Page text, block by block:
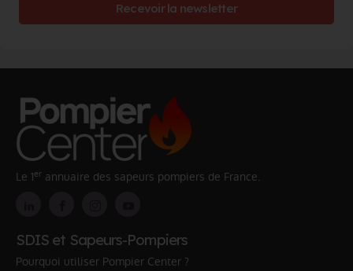
Recevoir la newsletter
Le 1er annuaire des sapeurs pompiers de France.
SDIS et Sapeurs-Pompiers
Pourquoi utiliser Pompier Center ?